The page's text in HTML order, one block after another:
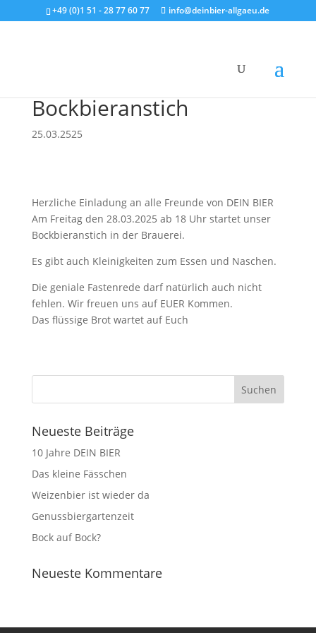
+49 (0)1 51 - 28 77 60 77 info@deinbier-allgaeu.de
Bockbieranstich
25.03.2525
Herzliche Einladung an alle Freunde von DEIN BIER
Am Freitag den 28.03.2025 ab 18 Uhr startet unser
Bockbieranstich in der Brauerei.
Es gibt auch Kleinigkeiten zum Essen und Naschen.
Die geniale Fastenrede darf natürlich auch nicht
fehlen. Wir freuen uns auf EUER Kommen.
Das flüssige Brot wartet auf Euch
Neueste Beiträge
10 Jahre DEIN BIER
Das kleine Fässchen
Weizenbier ist wieder da
Genussbiergartenzeit
Bock auf Bock?
Neueste Kommentare